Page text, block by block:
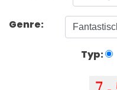
Genre:
Typ: